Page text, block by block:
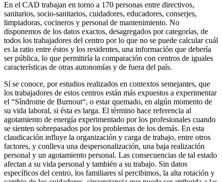
En el CAD trabajan en torno a 170 personas entre directivos,
sanitarios, socio-sanitarios, cuidadores, educadores, conserjes,
limpiadoras, cocineros y personal de mantenimiento. No
disponemos de los datos exactos, desagregados por categorías, de
todos los trabajadores del centro por lo que no se puede calcular cuál
es la ratio entre éstos y los residentes, una información que debería
ser pública, lo que permitiría la comparación con centros de iguales
características de otras autonomías y de fuera del país.
Sí se conoce, por estudios realizados en contextos semejantes, que
los trabajadores de estos centros están más expuestos a experimentar
el “Síndrome de Burnout“, o estar quemado, en algún momento de
su vida laboral, si ésta es larga. El término hace referencia al
agotamiento de energía experimentado por los profesionales cuando
se sienten sobrepasados por los problemas de los demás. En esta
claudicación influye la organización y carga de trabajo, entre otros
factores, y conlleva una despersonalización, una baja realización
personal y un agotamiento personal. Las consecuencias de tal estado
afectan a su vida personal y también a su trabajo. Sin datos
específicos del centro, los familiares sí percibimos, la alta rotación y